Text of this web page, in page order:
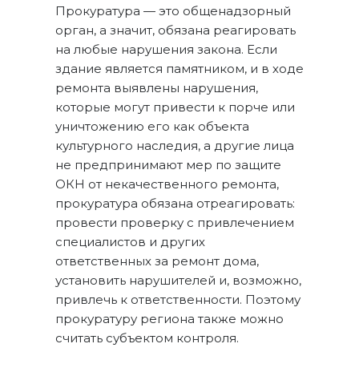
Прокуратура — это общенадзорный
орган, а значит, обязана реагировать
на любые нарушения закона. Если
здание является памятником, и в ходе
ремонта выявлены нарушения,
которые могут привести к порче или
уничтожению его как объекта
культурного наследия, а другие лица
не предпринимают мер по защите
ОКН от некачественного ремонта,
прокуратура обязана отреагировать:
провести проверку с привлечением
специалистов и других
ответственных за ремонт дома,
установить нарушителей и, возможно,
привлечь к ответственности. Поэтому
прокуратуру региона также можно
считать субъектом контроля.